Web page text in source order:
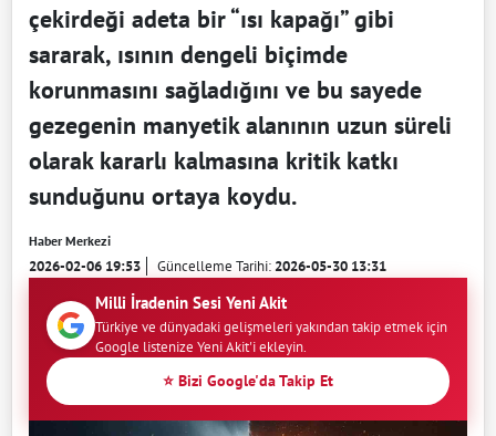
çekirdeği adeta bir “ısı kapağı” gibi
sararak, ısının dengeli biçimde
korunmasını sağladığını ve bu sayede
gezegenin manyetik alanının uzun süreli
olarak kararlı kalmasına kritik katkı
sunduğunu ortaya koydu.
Haber Merkezi
2026-02-06 19:53 Güncelleme Tarihi:2026-05-30 13:31
Milli İradenin Sesi Yeni Akit
Türkiye ve dünyadaki gelişmeleri yakından takip etmek için
Google listenize Yeni Akit'i ekleyin.
⭐ Bizi Google'da Takip Et